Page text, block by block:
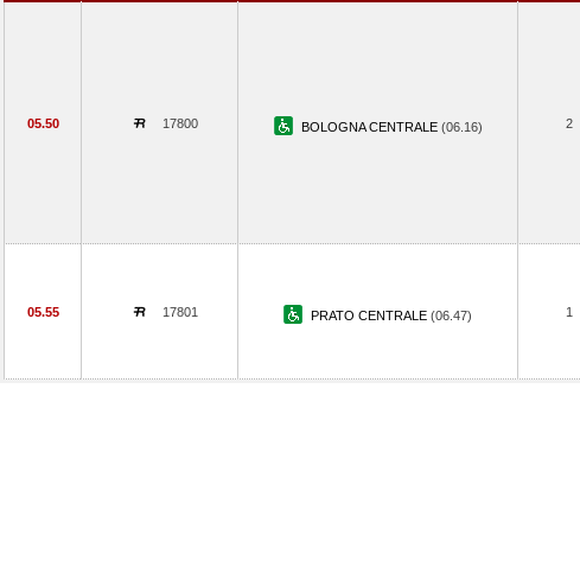
05.50 17800 BOLOGNA CENTRALE (06.16) 2
05.55 17801 PRATO CENTRALE (06.47) 1